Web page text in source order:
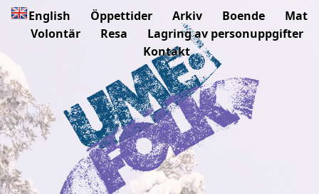
English Öppettider Arkiv Boende
Mat
Volontär
Resa
Lagring av personuppgifter
Kontakt